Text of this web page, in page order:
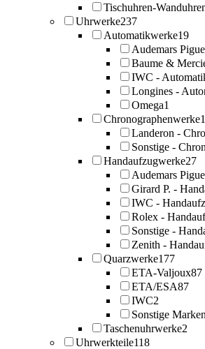
Tischuhren-
Uhrwerke237
Automatikwerke19
Audemars
Baume &
IWC -
Longines -
Omega1
Chronographenwerke
Landeron -
Sonstige -
Handaufzugwerke27
Audemars
Girard P. -
IWC -
Rolex -
Sonstige -
Zenith -
Quarzwerke177
ETA-Valjoux87
ETA/ESA87
IWC2
Sonstige
Taschenuhrwerke2
Uhrwerkteile118